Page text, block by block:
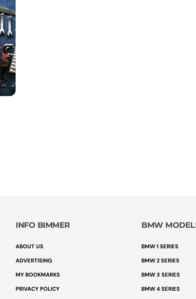
INFO BIMMER
ABOUT US
ADVERTISING
MY BOOKMARKS
PRIVACY POLICY
BMW
BMW 1 SERIES
BMW 2 SERIES
BMW 3 SERIES
BMW 4 SERIES